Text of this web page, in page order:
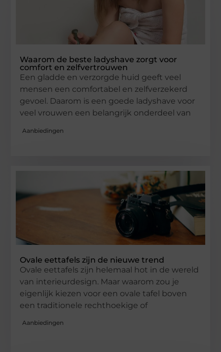
Waarom de beste ladyshave zorgt voor
comfort en zelfvertrouwen
Een gladde en verzorgde huid geeft veel
mensen een comfortabel en zelfverzekerd
gevoel. Daarom is een goede ladyshave voor
veel vrouwen een belangrijk onderdeel van
Aanbiedingen
Ovale eettafels zijn de nieuwe trend
Ovale eettafels zijn helemaal hot in de wereld
van interieurdesign. Maar waarom zou je
eigenlijk kiezen voor een ovale tafel boven
een traditionele rechthoekige of
Aanbiedingen